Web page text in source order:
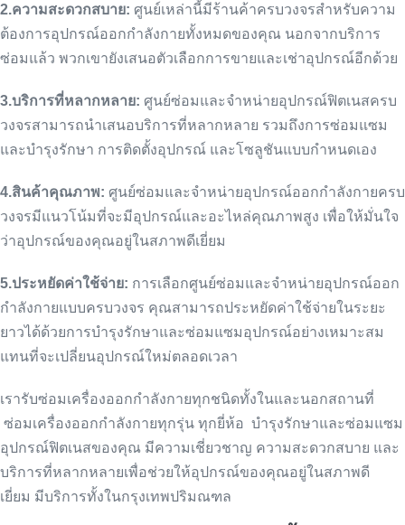
2.ความสะดวกสบาย: ศูนย์เหล่านี้มีร้านค้าครบวงจรสำหรับความ
ต้องการอุปกรณ์ออกกำลังกายทั้งหมดของคุณ นอกจากบริการ
ซ่อมแล้ว พวกเขายังเสนอตัวเลือกการขายและเช่าอุปกรณ์อีกด้วย
3.บริการที่หลากหลาย: ศูนย์ซ่อมและจำหน่ายอุปกรณ์ฟิตเนสครบ
วงจรสามารถนำเสนอบริการที่หลากหลาย รวมถึงการซ่อมแซม
และบำรุงรักษา การติดตั้งอุปกรณ์ และโซลูชันแบบกำหนดเอง
4.สินค้าคุณภาพ: ศูนย์ซ่อมและจำหน่ายอุปกรณ์ออกกำลังกายครบ
วงจรมีแนวโน้มที่จะมีอุปกรณ์และอะไหล่คุณภาพสูง เพื่อให้มั่นใจ
ว่าอุปกรณ์ของคุณอยู่ในสภาพดีเยี่ยม
5.ประหยัดค่าใช้จ่าย: การเลือกศูนย์ซ่อมและจำหน่ายอุปกรณ์ออก
กำลังกายแบบครบวงจร คุณสามารถประหยัดค่าใช้จ่ายในระยะ
ยาวได้ด้วยการบำรุงรักษาและซ่อมแซมอุปกรณ์อย่างเหมาะสม
แทนที่จะเปลี่ยนอุปกรณ์ใหม่ตลอดเวลา
เรารับซ่อมเครื่องออกกำลังกายทุกชนิดทั้งในและนอกสถานที่
ซ่อมเครื่องออกกำลังกายทุกรุ่น ทุกยี่ห้อ บำรุงรักษาและซ่อมแซม
อุปกรณ์ฟิตเนสของคุณ มีความเชี่ยวชาญ ความสะดวกสบาย และ
บริการที่หลากหลายเพื่อช่วยให้อุปกรณ์ของคุณอยู่ในสภาพดี
เยี่ยม มีบริการทั้งในกรุงเทพปริมณฑล